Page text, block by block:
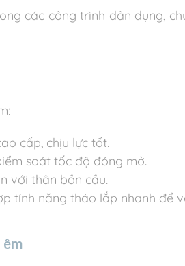
các công trình dân dụng,
cấp, chịu lực tốt.
soát tốc độ đóng mở.
với thân bồn cầu.
tính năng tháo lắp nhanh để